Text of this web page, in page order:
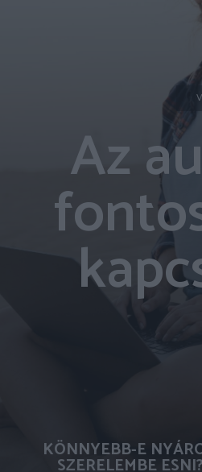
Az
KÖNNYEBB-E
SZERELEMBE ESNI?